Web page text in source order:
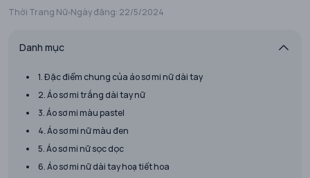
Thời Trang Nữ Ngày đăng: 22/5/2024
Danh mục
1. Đặc điểm chung của áo sơ mi nữ dài tay
2. Áo sơ mi trắng dài tay nữ
3. Áo sơ mi màu pastel
4. Áo sơ mi nữ màu đen
5. Áo sơ mi nữ sọc dọc
6. Áo sơ mi nữ dài tay hoạ tiết hoa